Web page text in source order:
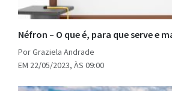
Néfron – O que é, para que serve e
Por Graziela Andrade
EM 22/05/2023, ÀS 09:00